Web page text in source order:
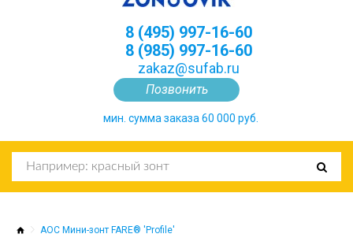
Позвонить
8 (495) 997-16-60
8 (985) 997-16-60
zakaz@sufab.ru
мин. сумма заказа 60 000 руб.
AOC Мини-зонт FARE® 'Profile'